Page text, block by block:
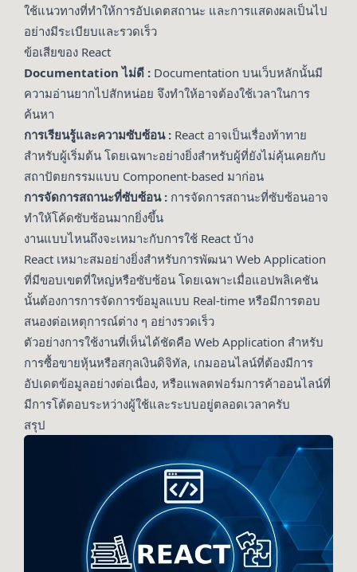
ใช้แนวทางที่ทำให้การอัปเดตสถานะ และการแสดงผลเป็นไป
อย่างมีระเบียบและรวดเร็ว
ข้อเสียของ React
Documentation ไม่ดี : Documentation บนเว็บหลักนั้นมี
ความอ่านยากไปสักหน่อย จึงทำให้อาจต้องใช้เวลาในการ
ค้นหา
การเรียนรู้และความซับซ้อน : React อาจเป็นเรื่องท้าทาย
สำหรับผู้เริ่มต้น โดยเฉพาะอย่างยิ่งสำหรับผู้ที่ยังไม่คุ้นเคยกับ
สถาปัตยกรรมแบบ Component-based มาก่อน
การจัดการสถานะที่ซับซ้อน : การจัดการสถานะที่ซับซ้อนอาจ
ทำให้โค้ดซับซ้อนมากยิ่งขึ้น
งานแบบไหนถึงจะเหมาะกับการใช้ React บ้าง
React เหมาะสมอย่างยิ่งสำหรับการพัฒนา Web Application
ที่มีขอบเขตที่ใหญ่หรือซับซ้อน โดยเฉพาะเมื่อแอปพลิเคชัน
นั้นต้องการการจัดการข้อมูลแบบ Real-time หรือมีการตอบ
สนองต่อเหตุการณ์ต่าง ๆ อย่างรวดเร็ว
ตัวอย่างการใช้งานที่เห็นได้ชัดคือ Web Application สำหรับ
การซื้อขายหุ้นหรือสกุลเงินดิจิทัล, เกมออนไลน์ที่ต้องมีการ
อัปเดตข้อมูลอย่างต่อเนื่อง, หรือแพลตฟอร์มการค้าออนไลน์ที่
มีการโต้ตอบระหว่างผู้ใช้และระบบอยู่ตลอดเวลาครับ
สรุป